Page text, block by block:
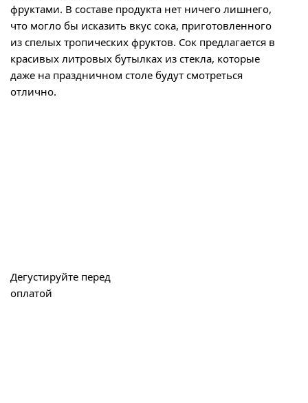
фруктами. В составе продукта нет ничего лишнего,
что могло бы исказить вкус сока, приготовленного
из спелых тропических фруктов. Сок предлагается в
красивых литровых бутылках из стекла, которые
даже на праздничном столе будут смотреться
отлично.
Дегустируйте перед
оплатой